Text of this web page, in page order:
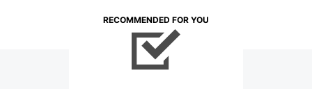
RECOMMENDED FOR YOU